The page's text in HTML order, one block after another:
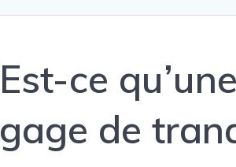
Est-ce
gage de